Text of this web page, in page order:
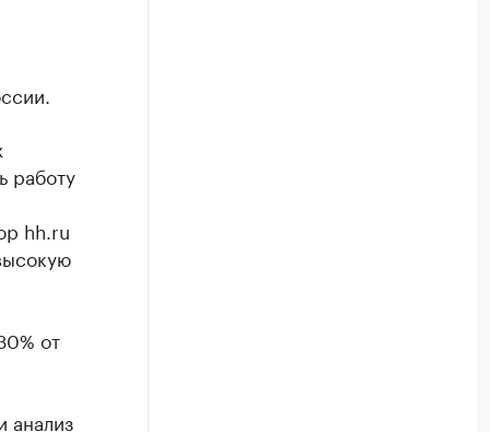
работу
hh.ru
от
анализ